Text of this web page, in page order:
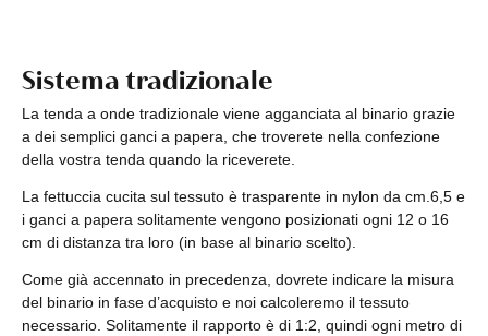
Sistema tradizionale
La tenda a onde tradizionale viene agganciata al binario grazie
a dei semplici ganci a papera, che troverete nella confezione
della vostra tenda quando la riceverete.
La fettuccia cucita sul tessuto è trasparente in nylon da cm.6,5 e
i ganci a papera solitamente vengono posizionati ogni 12 o 16
cm di distanza tra loro (in base al binario scelto).
Come già accennato in precedenza, dovrete indicare la misura
del binario in fase d’acquisto e noi calcoleremo il tessuto
necessario. Solitamente il rapporto è di 1:2, quindi ogni metro di